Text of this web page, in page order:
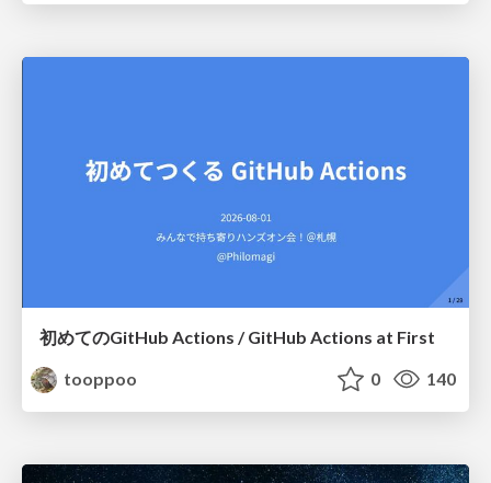
初めてのGitHub Actions / GitHub Actions at First
tooppoo
0 140